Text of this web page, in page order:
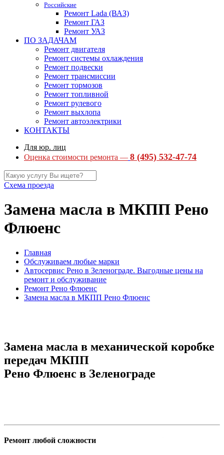
Российские
Ремонт Lada (ВАЗ)
Ремонт ГАЗ
Ремонт УАЗ
ПО ЗАДАЧАМ
Ремонт двигателя
Ремонт системы охлаждения
Ремонт подвески
Ремонт трансмиссии
Ремонт тормозов
Ремонт топливной
Ремонт рулевого
Ремонт выхлопа
Ремонт автоэлектрики
КОНТАКТЫ
Для юр. лиц
Оценка стоимости ремонта — 8 (495) 532-47-74
Схема проезда
Замена масла в МКПП Рено
Флюенс
Главная
Обслуживаем любые марки
Автосервис Рено в Зеленограде. Выгодные цены на
ремонт и обслуживание
Ремонт Рено Флюенс
Замена масла в МКПП Рено Флюенс
Замена масла в механической коробке
передач МКПП
Рено Флюенс в Зеленограде
Ремонт любой сложности